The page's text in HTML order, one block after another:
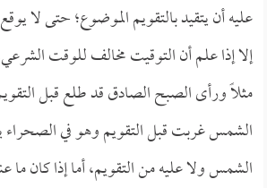
عليه أن يتقيد بالتقويم الموضوع؛ حتى لا
إلا إذا علم أن التوقيت مخالف للوقت
مثلاً ورأى الصبح الصادق قد طلع قبل
الشمس غربت قبل التقويم وهو في الصحراء
الشمس ولا عليه من التقويم، أما إذا كان ما